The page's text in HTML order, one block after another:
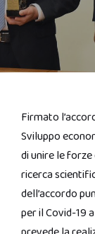
Firmato
Sviluppo
di unire le
ricerca
dell’accordo
per il Covid-19